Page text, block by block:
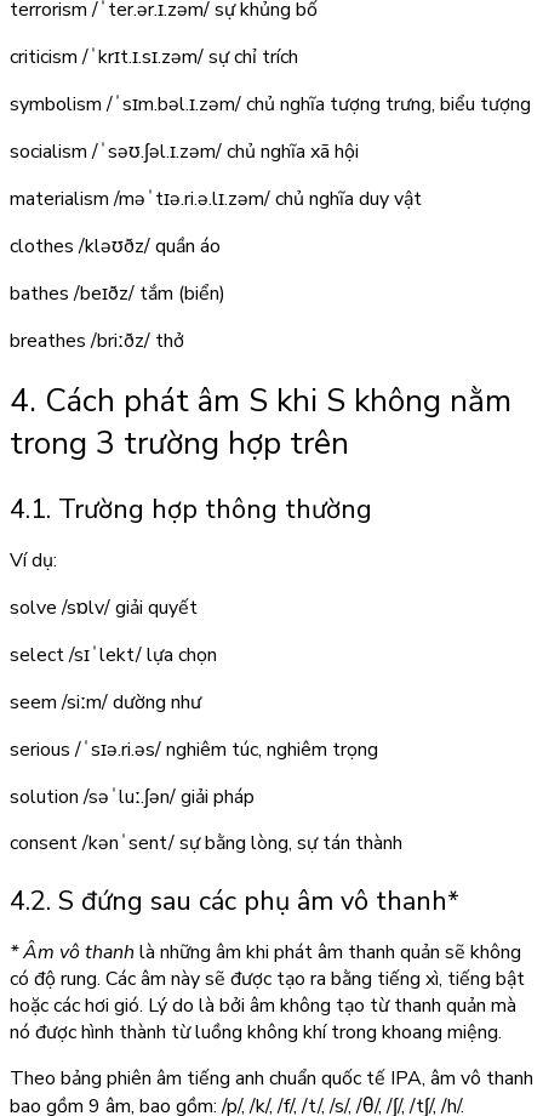
terrorism /ˈter.ər.ɪ.zəm/sự khủng bố
criticism /ˈkrɪt.ɪ.sɪ.zəm/sự chỉ trích
symbolism /ˈsɪm.bəl.ɪ.zəm/chủ nghĩa tượng trưng, biểu tượng
socialism /ˈsəʊ.ʃəl.ɪ.zəm/chủ nghĩa xã hội
materialism /məˈtɪə.ri.ə.lɪ.zəm/chủ nghĩa duy vật
clothes /kləʊðz/quần áo
bathes /beɪðz/ tắm (biển)
breathes /briːðz/ thở
4. Cách phát âm S khi S không nằm
trong 3 trường hợp trên
4.1. Trường hợp thông thường
Ví dụ:
solve /sɒlv/giải quyết
select/sɪˈlekt/lựa chọn
seem /siːm/dường như
serious /ˈsɪə.ri.əs/nghiêm túc, nghiêm trọng
solution /səˈluː.ʃən/giải pháp
consent/kənˈsent/sự bằng lòng, sự tán thành
4.2. S đứng sau các phụ âm vô thanh*
* Âm vô thanh là những âm khi phát âm thanh quản sẽ không
có độ rung. Các âm này sẽ được tạo ra bằng tiếng xì, tiếng bật
hoặc các hơi gió. Lý do là bởi âm không tạo từ thanh quản mà
nó được hình thành từ luồng không khí trong khoang miệng.
Theo bảng phiên âm tiếng anh chuẩn quốc tế IPA, âm vô thanh
bao gồm 9 âm, bao gồm: /p/, /k/, /f/, /t/, /s/, /θ/, /ʃ/, /tʃ/, /h/.